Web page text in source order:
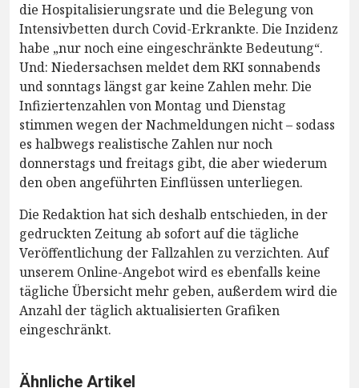
die Hospitalisierungsrate und die Belegung von
Intensivbetten durch Covid-Erkrankte. Die Inzidenz
habe „nur noch eine eingeschränkte Bedeutung“.
Und: Niedersachsen meldet dem RKI sonnabends
und sonntags längst gar keine Zahlen mehr. Die
Infiziertenzahlen von Montag und Dienstag
stimmen wegen der Nachmeldungen nicht – sodass
es halbwegs realistische Zahlen nur noch
donnerstags und freitags gibt, die aber wiederum
den oben angeführten Einflüssen unterliegen.
Die Redaktion hat sich deshalb entschieden, in der
gedruckten Zeitung ab sofort auf die tägliche
Veröffentlichung der Fallzahlen zu verzichten. Auf
unserem Online-Angebot wird es ebenfalls keine
tägliche Übersicht mehr geben, außerdem wird die
Anzahl der täglich aktualisierten Grafiken
eingeschränkt.
Ähnliche Artikel